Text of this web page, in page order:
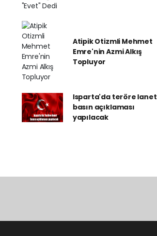
Atipik Otizmli Mehmet
Emre'nin Azmi Alkış
Topluyor
Isparta'da teröre lanet
basın açıklaması
yapılacak